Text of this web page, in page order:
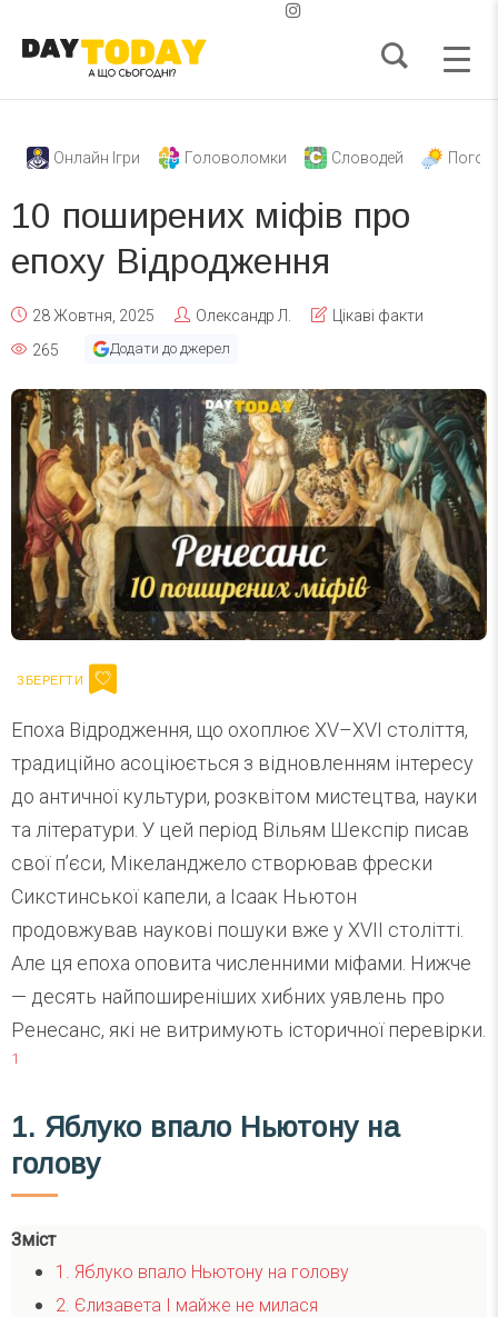
Онлайн Ігри Головоломки Словодей
10 поширених міфів про
епоху Відродження
28 Жовтня, 2025 Олександр Л.
Цікаві факти
265
Додати до джерел
Епоха Відродження, що охоплює XV–XVI століття,
традиційно асоціюється з відновленням інтересу
до античної культури, розквітом мистецтва, науки
та літератури. У цей період Вільям Шекспір писав
свої п’єси, Мікеланджело створював фрески
Сикстинської капели, а Ісаак Ньютон
продовжував наукові пошуки вже у XVII столітті.
Але ця епоха оповита численними міфами. Нижче
— десять найпоширеніших хибних уявлень про
Ренесанс, які не витримують історичної перевірки.
1
1. Яблуко впало Ньютону на
голову
Зміст
1. Яблуко впало Ньютону на голову
2. Єлизавета I майже не милася